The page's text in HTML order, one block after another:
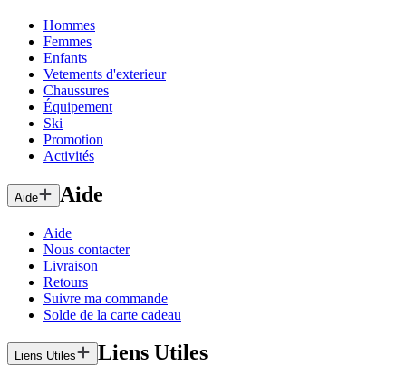
Hommes
Femmes
Enfants
Vetements d'exterieur
Chaussures
Équipement
Ski
Promotion
Activités
Aide Aide
Aide
Nous contacter
Livraison
Retours
Suivre ma commande
Solde de la carte cadeau
Liens Utiles Liens Utiles